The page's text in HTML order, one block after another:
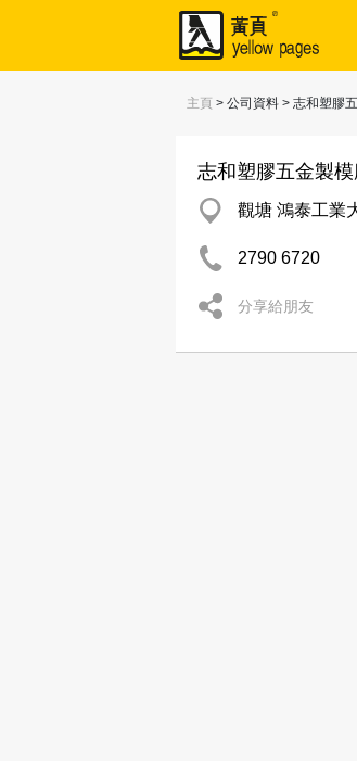
主頁 > 公司資料 > 志和塑膠
志和塑膠五金製模
觀塘 鴻泰工業
2790 6720
分享給朋友